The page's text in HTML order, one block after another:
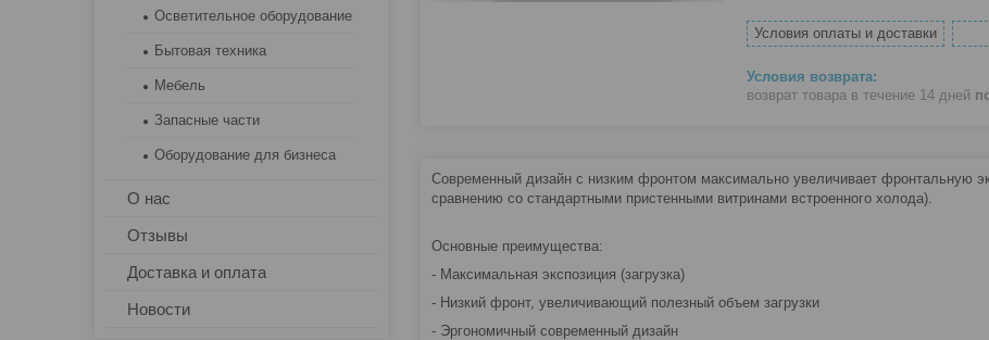
Условия оплаты и доставки
возврат товара в течение 14 дней
Современный дизайн с низким фронтом максимально увеличивает фронтальную
сравнению со стандартными пристенными витринами встроенного холода).
Основные преимущества:
- Максимальная экспозиция (загрузка)
- Низкий фронт, увеличивающий полезный объем загрузки
- Эргономичный современный дизайн
Осветительное оборудование
Бытовая техника
Мебель
Запасные части
Оборудование для бизнеса
О нас
Отзывы
Доставка и оплата
Новости